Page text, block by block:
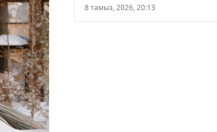
8 тамыз, 2026, 20:13